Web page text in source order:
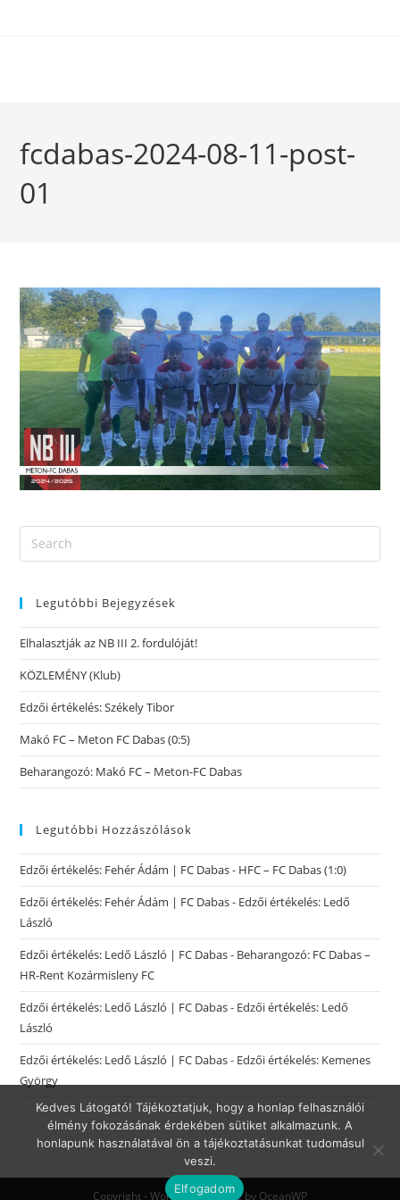
fcdabas-2024-08-11-post-
01
Legutóbbi Bejegyzések
Elhalasztják az NB III 2. fordulóját!
KÖZLEMÉNY (Klub)
Edzői értékelés: Székely Tibor
Makó FC – Meton FC Dabas (0:5)
Beharangozó: Makó FC – Meton-FC Dabas
Legutóbbi Hozzászólások
Edzői értékelés: Fehér Ádám | FC Dabas- HFC – FC Dabas (1:0)
Edzői értékelés: Fehér Ádám | FC Dabas- Edzői értékelés: Ledő
László
Edzői értékelés: Ledő László | FC Dabas- Beharangozó: FC Dabas –
HR-Rent Kozármisleny FC
Edzői értékelés: Ledő László | FC Dabas- Edzői értékelés: Ledő
László
Edzői értékelés: Ledő László | FC Dabas- Edzői értékelés: Kemenes
György
Copyright - WordPress Theme by OceanWP
Kedves Látogató! Tájékoztatjuk, hogy a honlap felhasználói
élmény fokozásának érdekében sütiket alkalmazunk. A
honlapunk használatával ön a tájékoztatásunkat tudomásul
veszi.
Elfogadom